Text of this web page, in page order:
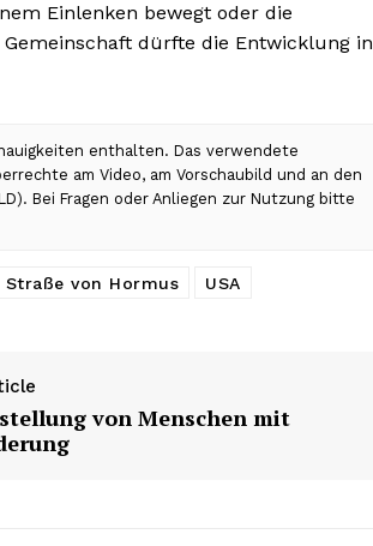
Einlenken bewegt oder die
dürfte die Entwicklung in
enthalten. Das verwendete
am Video, am Vorschaubild und an den
Bei Fragen oder Anliegen zur Nutzung bitte
Straße von Hormus USA
von Menschen mit